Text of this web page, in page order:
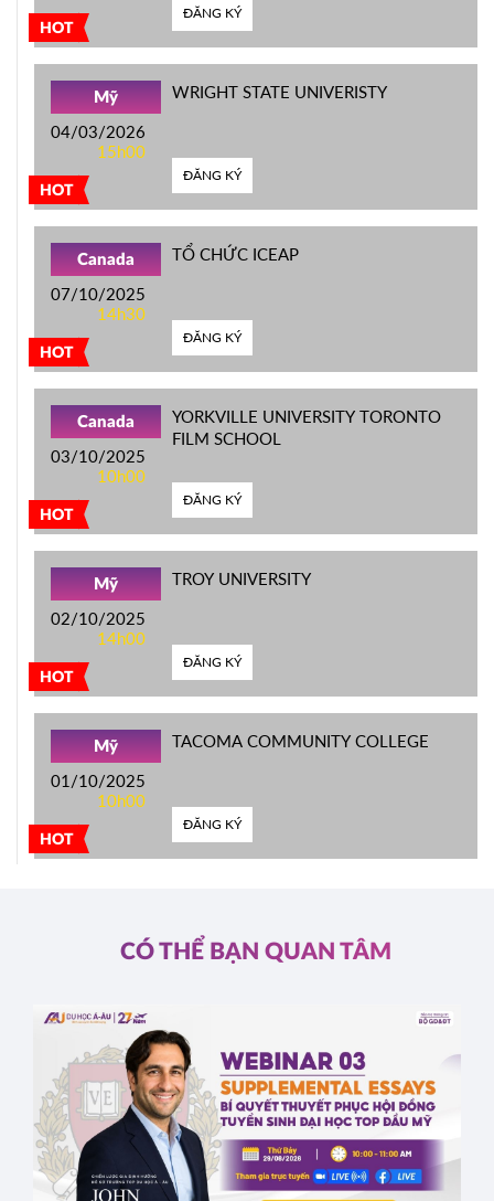
HOT
ĐĂNG KÝ
HOT
Mỹ
04/03/2026
15h00
WRIGHT STATE UNIVERISTY
ĐĂNG KÝ
HOT
Canada
07/10/2025
14h30
TỔ CHỨC ICEAP
ĐĂNG KÝ
HOT
Canada
03/10/2025
10h00
YORKVILLE UNIVERSITY TORONTO
FILM SCHOOL
ĐĂNG KÝ
HOT
Mỹ
02/10/2025
14h00
TROY UNIVERSITY
ĐĂNG KÝ
HOT
Mỹ
01/10/2025
10h00
TACOMA COMMUNITY COLLEGE
ĐĂNG KÝ
CÓ THỂ BẠN QUAN TÂM